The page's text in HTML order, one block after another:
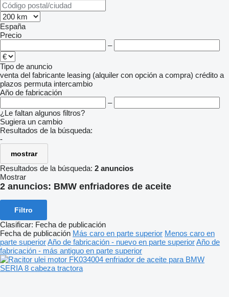
España
Precio
–
Tipo de anuncio
venta del fabricante leasing (alquiler con opción a compra) crédito a
plazos permuta intercambio
Año de fabricación
–
¿Le faltan algunos filtros?
Sugiera un cambio
Resultados de la búsqueda:
-
mostrar
Resultados de la búsqueda: 2 anuncios
Mostrar
2 anuncios: BMW enfriadores de aceite
Filtro
Clasificar: Fecha de publicación
Fecha de publicación Más caro en parte superior Menos caro en
parte superiorAño de fabricación - nuevo en parte superiorAño de
fabricación - más antiguo en parte superior